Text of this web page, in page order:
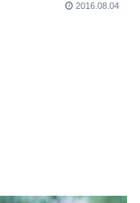
2016.08.04